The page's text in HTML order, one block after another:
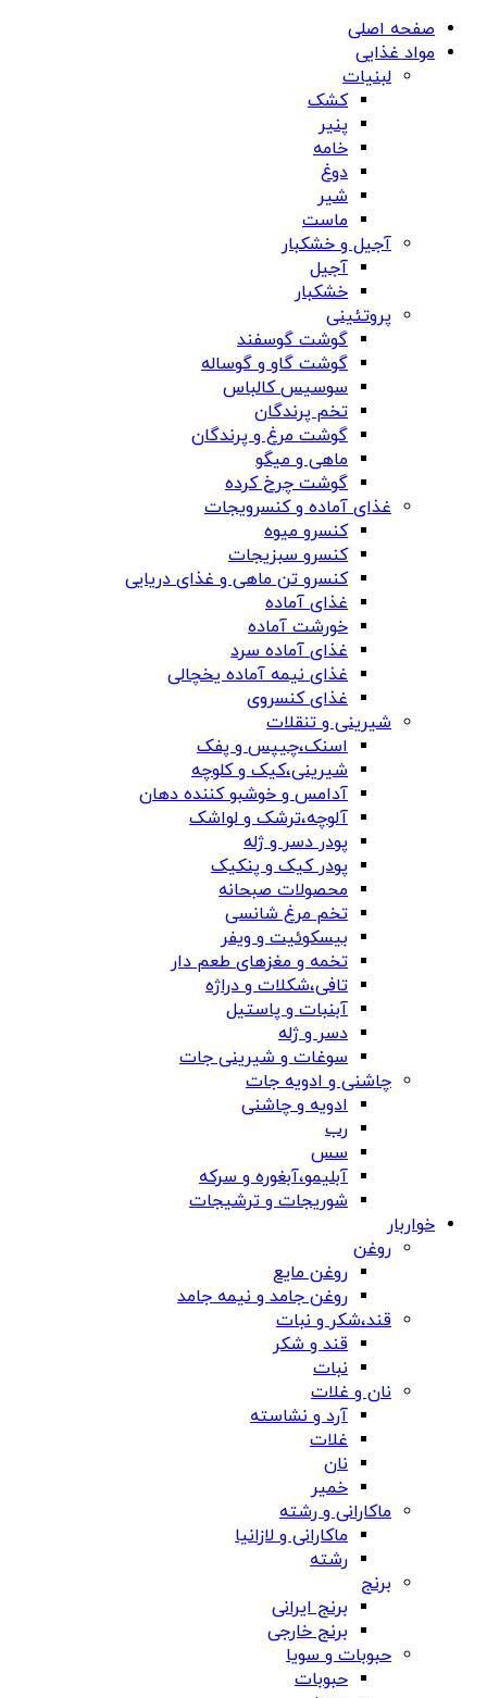
صفحه اصلی
مواد غذایی
لبنیات
کشک
پنیر
خامه
دوغ
شیر
ماست
آجیل و خشکبار
آجیل
خشکبار
پروتئینی
گوشت گوسفند
گوشت گاو و گوساله
سوسیس کالباس
تخم پرندگان
گوشت مرغ و پرندگان
ماهی و میگو
گوشت چرخ کرده
غذای آماده و کنسرویجات
کنسرو میوه
کنسرو سبزیجات
کنسرو تن ماهی و غذای دریایی
غذای آماده
خورشت آماده
غذای آماده سرد
غذای نیمه آماده یخچالی
غذای کنسروی
شیرینی و تنقلات
اسنک،چیپس و پفک
شیرینی،کیک و کلوچه
آدامس و خوشبو کننده دهان
آلوچه،ترشک و لواشک
پودر دسر و ژله
پودر کیک و پنکیک
محصولات صبحانه
تخم مرغ شانسی
بیسکوئیت و ویفر
تخمه و مغزهای طعم دار
تافی،شکلات و دراژه
آبنبات و پاستیل
دسر و ژله
سوغات و شیرینی جات
چاشنی و ادویه جات
ادویه و چاشنی
رب
سس
آبلیمو،آبغوره و سرکه
شوریجات و ترشیجات
خواربار
روغن
روغن مایع
روغن جامد و نیمه جامد
قند،شکر و نبات
قند و شکر
نبات
نان و غلات
آرد و نشاسته
غلات
نان
خمیر
ماکارانی و رشته
ماکارانی و لازانیا
رشته
برنج
برنج ایرانی
برنج خارجی
حبوبات و سویا
حبوبات